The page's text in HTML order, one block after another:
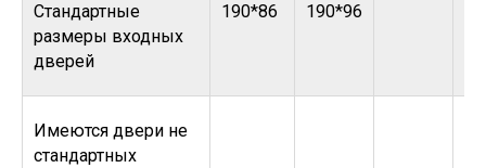
Стандартные
размеры входных
дверей
190*86 190*96
Имеются двери не
стандартных